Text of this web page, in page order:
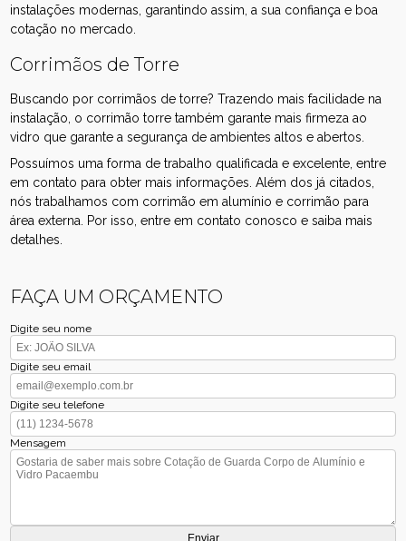
instalações modernas, garantindo assim, a sua confiança e boa
cotação no mercado.
Corrimãos de Torre
Buscando por corrimãos de torre? Trazendo mais facilidade na
instalação, o corrimão torre também garante mais firmeza ao
vidro que garante a segurança de ambientes altos e abertos.
Possuímos uma forma de trabalho qualificada e excelente, entre
em contato para obter mais informações. Além dos já citados,
nós trabalhamos com corrimão em alumínio e corrimão para
área externa. Por isso, entre em contato conosco e saiba mais
detalhes.
FAÇA UM ORÇAMENTO
Digite seu nome
Digite seu email
Digite seu telefone
Mensagem